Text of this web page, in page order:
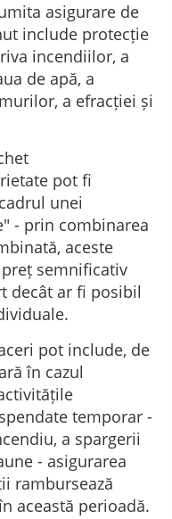
asigurare de
include protecție
incendiilor, a
de apă, a
a efracției și
pot fi
unei
- prin combinarea
aceste
semnificativ
decât ar fi posibil
pot include, de
în cazul
temporar -
a spargerii
- asigurarea
rambursează
această perioadă.